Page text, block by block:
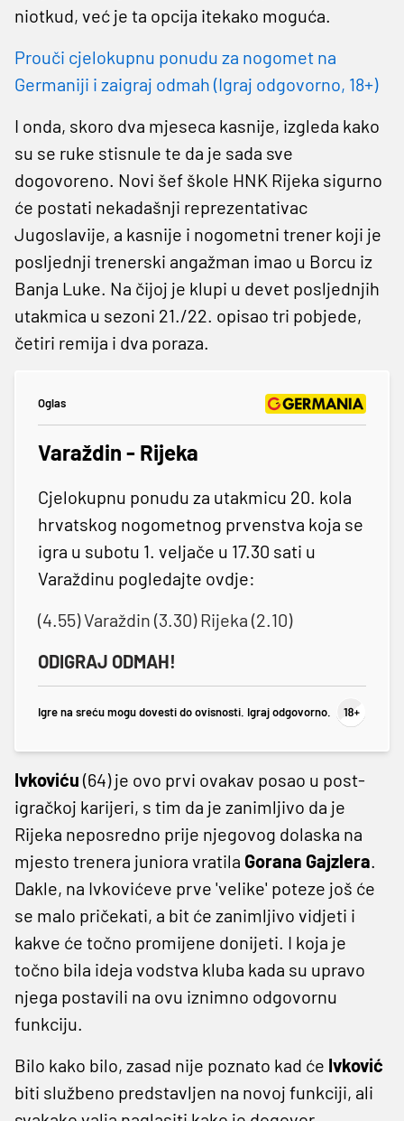
niotkud, već je ta opcija itekako moguća.
Prouči cjelokupnu ponudu za nogomet na
Germaniji i zaigraj odmah (Igraj odgovorno, 18+)
I onda, skoro dva mjeseca kasnije, izgleda kako
su se ruke stisnule te da je sada sve
dogovoreno. Novi šef škole HNK Rijeka sigurno
će postati nekadašnji reprezentativac
Jugoslavije, a kasnije i nogometni trener koji je
posljednji trenerski angažman imao u Borcu iz
Banja Luke. Na čijoj je klupi u devet posljednjih
utakmica u sezoni 21./22. opisao tri pobjede,
četiri remija i dva poraza.
Oglas
Varaždin - Rijeka
Cjelokupnu ponudu za utakmicu 20. kola
hrvatskog nogometnog prvenstva koja se
igra u subotu 1. veljače u 17.30 sati u
Varaždinu pogledajte ovdje:
(4.55) Varaždin (3.30) Rijeka (2.10)
ODIGRAJ ODMAH!
Igre na sreću mogu dovesti do ovisnosti. Igraj odgovorno.
Ivkoviću (64) je ovo prvi ovakav posao u post-
igračkoj karijeri, s tim da je zanimljivo da je
Rijeka neposredno prije njegovog dolaska na
mjesto trenera juniora vratila Gorana Gajzlera.
Dakle, na Ivkovićeve prve 'velike' poteze još će
se malo pričekati, a bit će zanimljivo vidjeti i
kakve će točno promijene donijeti. I koja je
točno bila ideja vodstva kluba kada su upravo
njega postavili na ovu iznimno odgovornu
funkciju.
Bilo kako bilo, zasad nije poznato kad će Ivković
biti službeno predstavljen na novoj funkciji, ali